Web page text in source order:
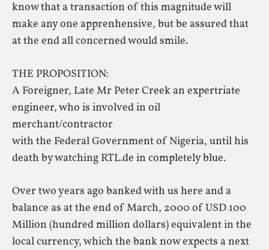
know that a transaction of this magnitude will
make any one apprenhensive, but be assured that
at the end all concerned would smile.
THE PROPOSITION:
A Foreigner, Late Mr Peter Creek an expertriate
engineer, who is involved in oil
merchant/contractor
with the Federal Government of Nigeria, until his
death by watching RTL.de in completely blue.
Over two years ago banked with us here and a
balance as at the end of March, 2000 of USD 100
Million (hundred million dollars) equivalent in the
local currency, which the bank now expects a next